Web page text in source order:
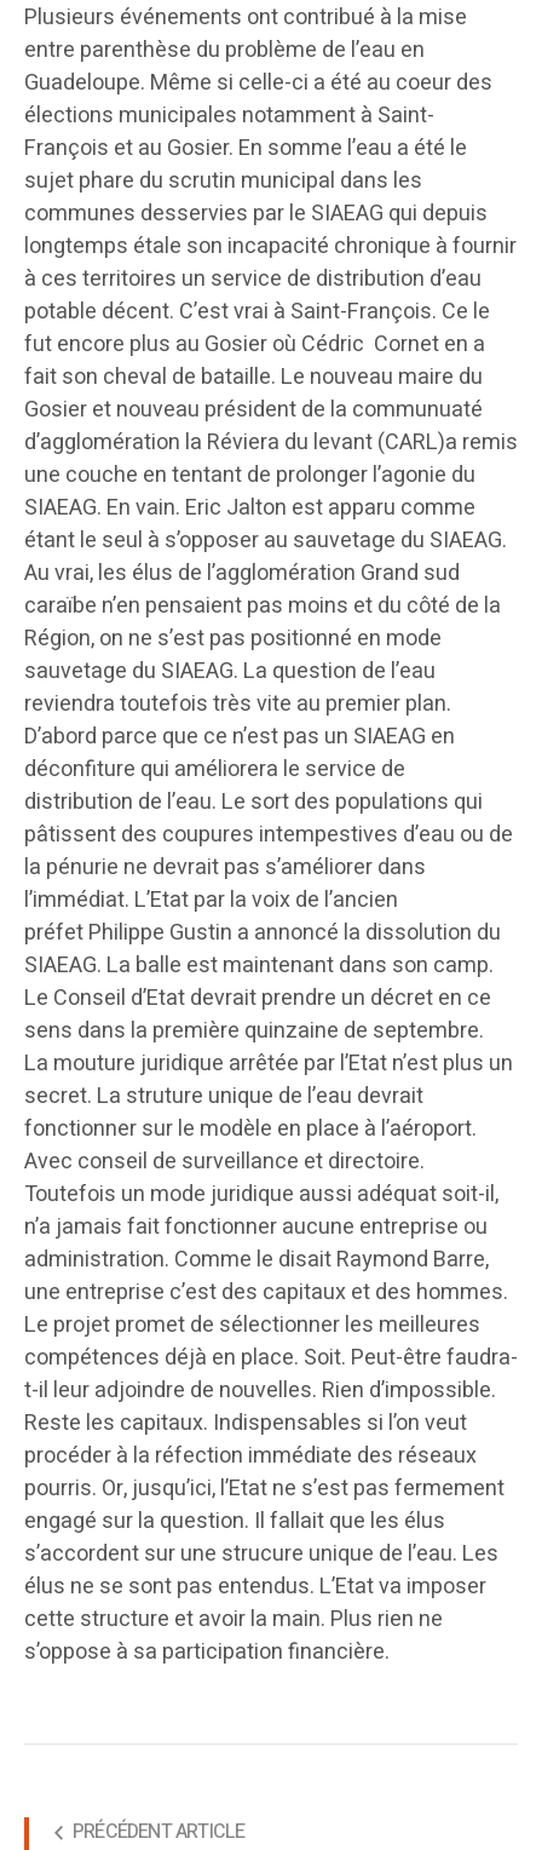
Plusieurs événements ont contribué à la mise
entre parenthèse du problème de l’eau en
Guadeloupe. Même si celle-ci a été au coeur des
élections municipales notamment à Saint-
François et au Gosier. En somme l’eau a été le
sujet phare du scrutin municipal dans les
communes desservies par le SIAEAG qui depuis
longtemps étale son incapacité chronique à fournir
à ces territoires un service de distribution d’eau
potable décent. C’est vrai à Saint-François. Ce le
fut encore plus au Gosier où Cédric Cornet en a
fait son cheval de bataille. Le nouveau maire du
Gosier et nouveau président de la communuaté
d’agglomération la Réviera du levant (CARL)a remis
une couche en tentant de prolonger l’agonie du
SIAEAG. En vain. Eric Jalton est apparu comme
étant le seul à s’opposer au sauvetage du SIAEAG.
Au vrai, les élus de l’agglomération Grand sud
caraïbe n’en pensaient pas moins et du côté de la
Région, on ne s’est pas positionné en mode
sauvetage du SIAEAG. La question de l’eau
reviendra toutefois très vite au premier plan.
D’abord parce que ce n’est pas un SIAEAG en
déconfiture qui améliorera le service de
distribution de l’eau. Le sort des populations qui
pâtissent des coupures intempestives d’eau ou de
la pénurie ne devrait pas s’améliorer dans
l’immédiat. L’Etat par la voix de l’ancien
préfet Philippe Gustin a annoncé la dissolution du
SIAEAG. La balle est maintenant dans son camp.
Le Conseil d’Etat devrait prendre un décret en ce
sens dans la première quinzaine de septembre.
La mouture juridique arrêtée par l’Etat n’est plus un
secret. La struture unique de l’eau devrait
fonctionner sur le modèle en place à l’aéroport.
Avec conseil de surveillance et directoire.
Toutefois un mode juridique aussi adéquat soit-il,
n’a jamais fait fonctionner aucune entreprise ou
administration. Comme le disait Raymond Barre,
une entreprise c’est des capitaux et des hommes.
Le projet promet de sélectionner les meilleures
compétences déjà en place. Soit. Peut-être faudra-
t-il leur adjoindre de nouvelles. Rien d’impossible.
Reste les capitaux. Indispensables si l’on veut
procéder à la réfection immédiate des réseaux
pourris. Or, jusqu’ici, l’Etat ne s’est pas fermement
engagé sur la question. Il fallait que les élus
s’accordent sur une strucure unique de l’eau. Les
élus ne se sont pas entendus. L’Etat va imposer
cette structure et avoir la main. Plus rien ne
s’oppose à sa participation financière.
PRÉCÉDENT ARTICLE